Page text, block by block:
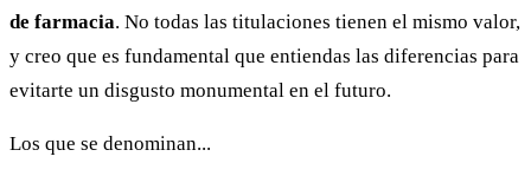
de farmacia. No todas las titulaciones tienen el mismo valor,
y creo que es fundamental que entiendas las diferencias para
evitarte un disgusto monumental en el futuro.
Los que se denominan...